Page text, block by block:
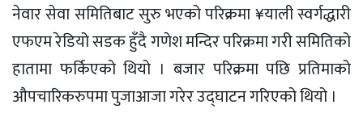
नेवार सेवा समितिबाट सुरु भएको परिक्रमा ¥याली स्वर्गद्धारी
एफएम रेडियो सडक हुँदै गणेश मन्दिर परिक्रमा गरी समितिको
हातामा फर्किएको थियो । बजार परिक्रमा पछि प्रतिमाको
औपचारिकरुपमा पुजाआजा गरेर उद्घाटन गरिएको थियो ।